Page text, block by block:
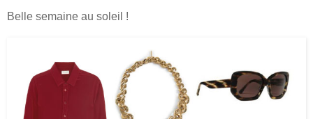
Belle semaine au soleil !